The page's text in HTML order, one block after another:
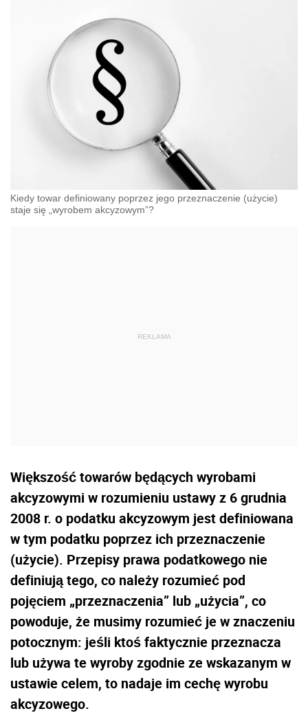
Kiedy towar definiowany poprzez jego przeznaczenie (użycie)
staje się „wyrobem akcyzowym”?
Większość towarów będących wyrobami
akcyzowymi w rozumieniu ustawy z 6 grudnia
2008 r. o podatku akcyzowym jest definiowana
w tym podatku poprzez ich przeznaczenie
(użycie). Przepisy prawa podatkowego nie
definiują tego, co należy rozumieć pod
pojęciem „przeznaczenia” lub „użycia”, co
powoduje, że musimy rozumieć je w znaczeniu
potocznym: jeśli ktoś faktycznie przeznacza
lub używa te wyroby zgodnie ze wskazanym w
ustawie celem, to nadaje im cechę wyrobu
akcyzowego.